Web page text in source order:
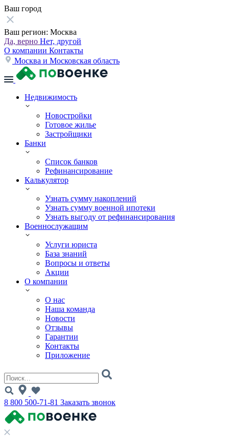
Ваш город
Ваш регион: Москва
Да, верно Нет, другой
О компании Контакты
Москва и Московская область
Недвижимость
Новостройки
Готовое жилье
Застройщики
Банки
Список банков
Рефинансирование
Калькулятор
Узнать сумму накоплений
Узнать сумму военной ипотеки
Узнать выгоду от рефинансирования
Военнослужащим
Услуги юриста
База знаний
Вопросы и ответы
Акции
О компании
О нас
Наша команда
Новости
Отзывы
Гарантии
Контакты
Приложение
8 800 500-71-81 Заказать звонок